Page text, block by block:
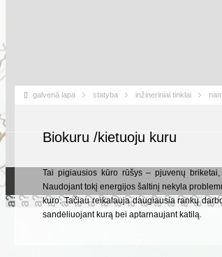
galvenā lapa statyba inžineriniai tinklai
Biokuru /kietuoju kuru
Tai pigiausios kūro rūšys – pjuvenų
Naudojant tokį energijos šaltinį nekyla
kuro. Tačiau reikalauja daugiausia rankų
sandėliuojant kurą bei aptarnaujant katilą.